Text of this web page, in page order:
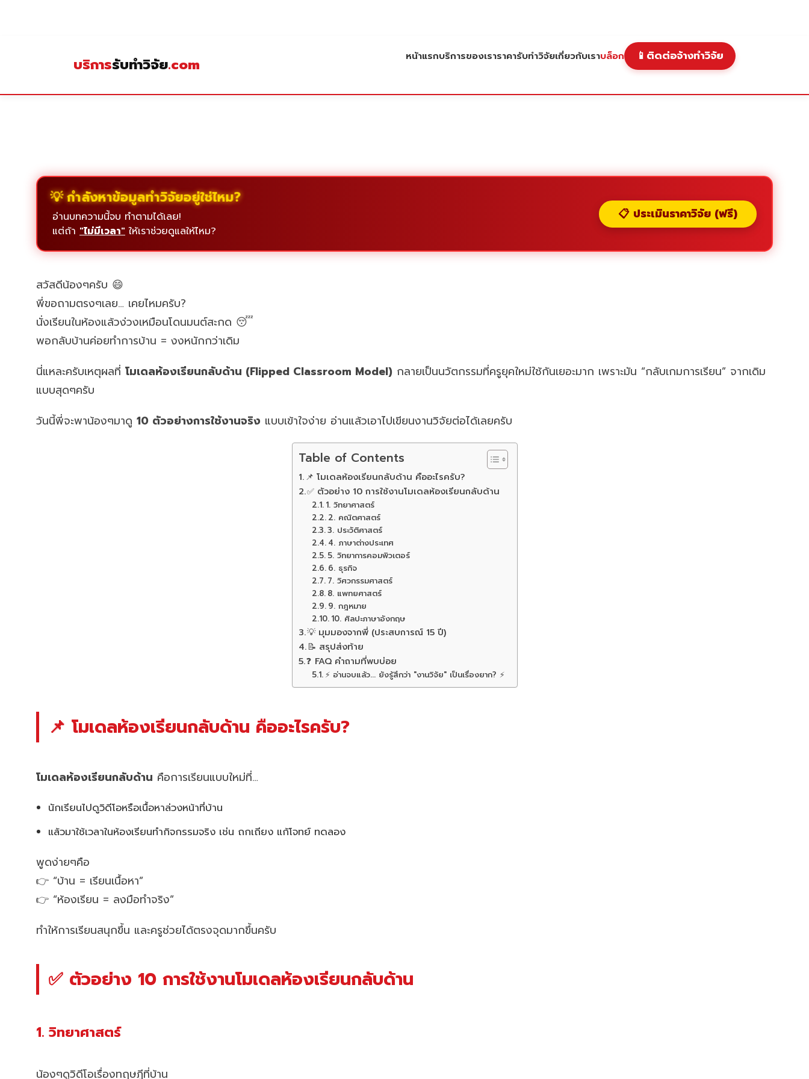
บริการรับทำวิจัย.com หน้าแรกบริการของเราราคารับทำวิจัยเกี่ยวกับเราบล็อก 📱 ติดต่อจ้างทำวิจัย
💡 กำลังหาข้อมูลทำวิจัยอยู่ใช่ไหม?
อ่านบทความนี้จบ ทำตามได้เลย!
แต่ถ้า "ไม่มีเวลา" ให้เราช่วยดูแลให้ไหม?
📋 ประเมินราคาวิจัย (ฟรี)
สวัสดีน้องๆครับ 😄
พี่ขอถามตรงๆเลย… เคยไหมครับ?
นั่งเรียนในห้องแล้วง่วงเหมือนโดนมนต์สะกด 😴
พอกลับบ้านค่อยทำการบ้าน = งงหนักกว่าเดิม
นี่แหละครับเหตุผลที่ โมเดลห้องเรียนกลับด้าน (Flipped Classroom Model) กลายเป็นนวัตกรรมที่ครูยุคใหม่ใช้กันเยอะมาก เพราะมัน “กลับเกมการเรียน” จากเดิม
แบบสุดๆครับ
วันนี้พี่จะพาน้องๆมาดู 10 ตัวอย่างการใช้งานจริง แบบเข้าใจง่าย อ่านแล้วเอาไปเขียนงานวิจัยต่อได้เลยครับ
Table of Contents
📌 โมเดลห้องเรียนกลับด้าน คืออะไรครับ?
✅ ตัวอย่าง 10 การใช้งานโมเดลห้องเรียนกลับด้าน
1. วิทยาศาสตร์
2. คณิตศาสตร์
3. ประวัติศาสตร์
4. ภาษาต่างประเทศ
5. วิทยาการคอมพิวเตอร์
6. ธุรกิจ
7. วิศวกรรมศาสตร์
8. แพทยศาสตร์
9. กฎหมาย
10. ศิลปะภาษาอังกฤษ
💡 มุมมองจากพี่ (ประสบการณ์ 15 ปี)
📝 สรุปส่งท้าย
❓ FAQ คำถามที่พบบ่อย
⚡ อ่านจบแล้ว... ยังรู้สึกว่า "งานวิจัย" เป็นเรื่องยาก? ⚡
📌 โมเดลห้องเรียนกลับด้าน คืออะไรครับ?
โมเดลห้องเรียนกลับด้าน คือการเรียนแบบใหม่ที่…
นักเรียนไปดูวิดีโอหรือเนื้อหาล่วงหน้าที่บ้าน
แล้วมาใช้เวลาในห้องเรียนทำกิจกรรมจริง เช่น ถกเถียง แก้โจทย์ ทดลอง
พูดง่ายๆคือ
👉 “บ้าน = เรียนเนื้อหา”
👉 “ห้องเรียน = ลงมือทำจริง”
ทำให้การเรียนสนุกขึ้น และครูช่วยได้ตรงจุดมากขึ้นครับ
✅ ตัวอย่าง 10 การใช้งานโมเดลห้องเรียนกลับด้าน
1. วิทยาศาสตร์
น้องๆดูวิดีโอเรื่องทฤษฎีที่บ้าน